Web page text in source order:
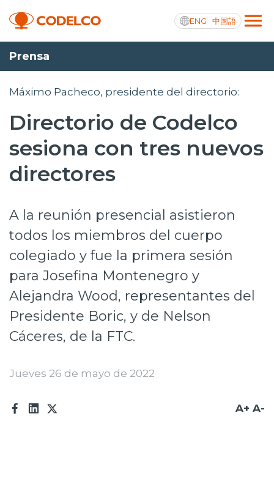
ENG 中国語
Transparencia activa
Sustentabilidad
Innovación
Inversionistas
Prensa
Trabaja en Codelco
Transparencia activa
Canales de denuncia
Prensa
Máximo Pacheco, presidente del directorio:
Directorio de Codelco
sesiona con tres nuevos
directores
A la reunión presencial asistieron
todos los miembros del cuerpo
colegiado y fue la primera sesión
para Josefina Montenegro y
Alejandra Wood, representantes del
Presidente Boric, y de Nelson
Cáceres, de la FTC.
Jueves 26 de mayo de 2022
A+ A-